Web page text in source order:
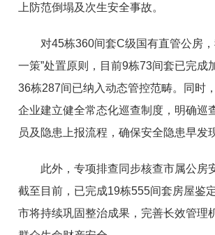
上防范倒塌及次生安全事故。
对45栋360间套C级国有直管公房
一策”处置原则，目前9栋73间套已完成
36栋287间已纳入动态管控范畴。同时
企业建立健全常态化巡查制度，明确巡
员及隐患上报流程，确保安全隐患早发
此外，专项排查同步核查市属公房
截至目前，已完成19栋555间套房屋鉴
市将持续巩固整治成果，完善长效管理